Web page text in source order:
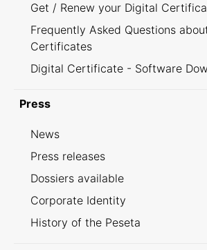
Get / Renew your Digital
Frequently Asked Questions
Certificates
Digital Certificate - Software
Press
News
Press releases
Dossiers available
Corporate Identity
History of the Peseta